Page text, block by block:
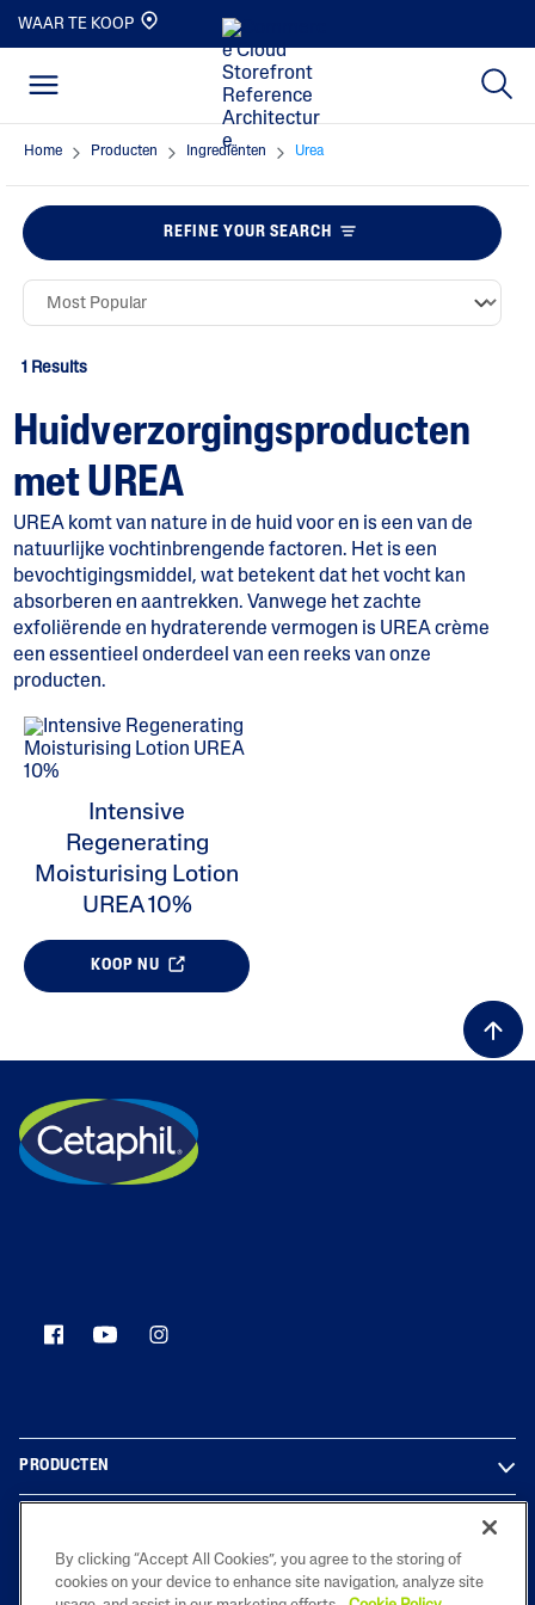
WAAR TE KOOP
Home Producten Ingrediënten Urea
REFINE YOUR SEARCH
ALL FILTERS
1 Results
Huidverzorgingsproducten
met UREA
UREA komt van nature in de huid voor en is een van de
natuurlijke vochtinbrengende factoren. Het is een
bevochtigingsmiddel, wat betekent dat het vocht kan
absorberen en aantrekken. Vanwege het zachte
exfoliërende en hydraterende vermogen is UREA crème
een essentieel onderdeel van een reeks van onze
producten.
Intensive
Regenerating
Moisturising Lotion
UREA 10%
KOOP NU
PRODUCTEN
LEGAL
By clicking “Accept All Cookies”, you agree to the storing of
cookies on your device to enhance site navigation, analyze site